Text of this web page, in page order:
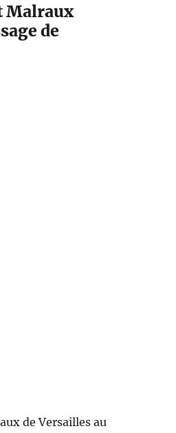
Malraux
de
de Versailles au